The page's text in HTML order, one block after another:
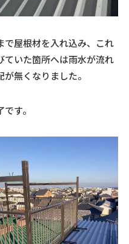
で屋根材を入れ込み、これ
ていた箇所へは雨水が流れ
無くなりました。
す。